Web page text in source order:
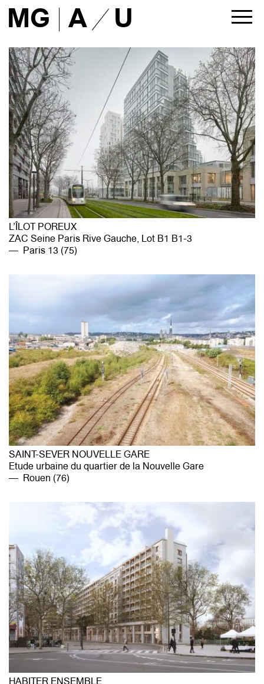
MG A U
PROJETS
tous
architecture
urbanisme
liste
AGENCE
présentation
approche
équipe
partenaires
maîtres d’ouvrage
CONTACT
L’ÎLOT POREUX
ZAC Seine Paris Rive Gauche, Lot B1 B1-3
Paris 13 (75)
SAINT-SEVER NOUVELLE GARE
Etude urbaine du quartier de la Nouvelle Gare
Rouen (76)
HABITER ENSEMBLE